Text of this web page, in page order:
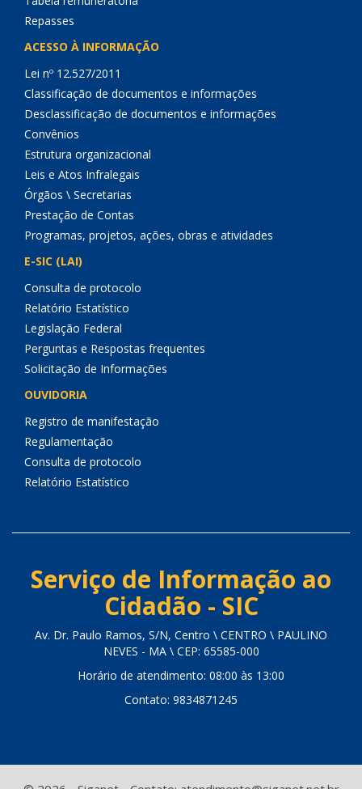
Repasses
ACESSO À INFORMAÇÃO
Lei nº 12.527/2011
Classificação de documentos e informações
Desclassificação de documentos e informações
Convênios
Estrutura organizacional
Leis e Atos Infralegais
Órgãos \ Secretarias
Prestação de Contas
Programas, projetos, ações, obras e atividades
E-SIC (LAI)
Consulta de protocolo
Relatório Estatístico
Legislação Federal
Perguntas e Respostas frequentes
Solicitação de Informações
OUVIDORIA
Registro de manifestação
Regulamentação
Consulta de protocolo
Relatório Estatístico
Serviço de Informação ao
Cidadão - SIC
Av. Dr. Paulo Ramos, S/N, Centro \ CENTRO \ PAULINO
NEVES - MA \ CEP: 65585-000
Horário de atendimento: 08:00 às 13:00
Contato: 9834871245